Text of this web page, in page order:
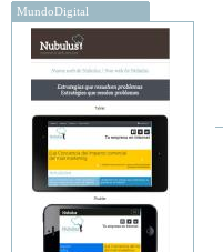
MundoDigital